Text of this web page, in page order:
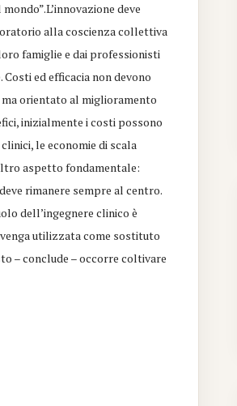
deve
alla coscienza collettiva
famiglie e dai professionisti
ed efficacia non devono
ma orientato al miglioramento
inizialmente i costi possono
le economie di scala
aspetto fondamentale:
rimanere sempre al centro.
dell’ingegnere clinico è
utilizzata come sostituto
– conclude – occorre coltivare